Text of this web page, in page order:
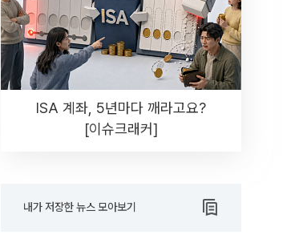
ISA 계좌, 5년마다 깨라고요?
[이슈크래커]
내가 저장한 뉴스 모아보기